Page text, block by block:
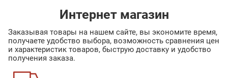
Интернет магазин
Заказывая товары на нашем сайте, вы экономите время,
получаете удобство выбора, возможность сравнения цен
и характеристик товаров, быструю доставку и удобство
получения заказа.